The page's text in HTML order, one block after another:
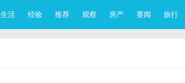
生活 经验 推荐 观察 房产 要闻 旅行